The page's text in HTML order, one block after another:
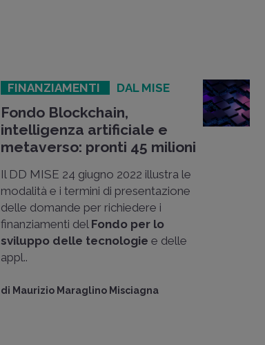
FINANZIAMENTI DAL MISE
Fondo Blockchain,
intelligenza artificiale e
metaverso: pronti 45 milioni
Il DD MISE 24 giugno 2022 illustra le
modalità e i termini di presentazione
delle domande per richiedere i
finanziamenti del Fondo per lo
sviluppo delle tecnologie e delle
appl..
di Maurizio Maraglino Misciagna